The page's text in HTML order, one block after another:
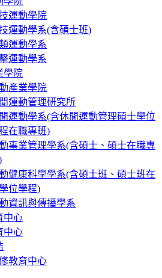
運動學院
運動學系(含碩士班)
運動學系
運動學系
學院
產業學院
運動管理研究所
運動學系(含休閒運動管理碩士學位
在職專班)
事業管理學系(含碩士、碩士在職專
健康科學學系(含碩士班、碩士班在
位學程)
資訊與傳播學系
中心
中心
教育中心